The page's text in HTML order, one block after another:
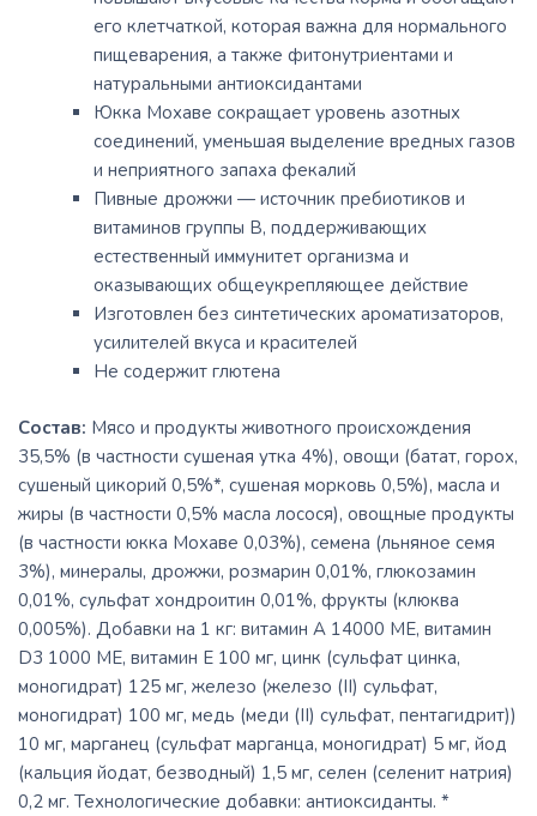
его клетчаткой, которая важна для нормального
пищеварения, а также фитонутриентами и
натуральными антиоксидантами
Юкка Мохаве сокращает уровень азотных
соединений, уменьшая выделение вредных газов
и неприятного запаха фекалий
Пивные дрожжи — источник пребиотиков и
витаминов группы B, поддерживающих
естественный иммунитет организма и
оказывающих общеукрепляющее действие
Изготовлен без синтетических ароматизаторов,
усилителей вкуса и красителей
Не содержит глютена
Состав: Мясо и продукты животного происхождения
35,5% (в частности сушеная утка 4%), овощи (батат, горох,
сушеный цикорий 0,5%*, сушеная морковь 0,5%), масла и
жиры (в частности 0,5% масла лосося), овощные продукты
(в частности юкка Мохаве 0,03%), семена (льняное семя
3%), минералы, дрожжи, розмарин 0,01%, глюкозамин
0,01%, сульфат хондроитин 0,01%, фрукты (клюква
0,005%). Добавки на 1 кг: витамин А 14000 МЕ, витамин
D3 1000 МЕ, витамин Е 100 мг, цинк (сульфат цинка,
моногидрат) 125 мг, железо (железо (II) сульфат,
моногидрат) 100 мг, медь (меди (II) сульфат, пентагидрит))
10 мг, марганец (сульфат марганца, моногидрат) 5 мг, йод
(кальция йодат, безводный) 1,5 мг, селен (селенит натрия)
0,2 мг. Технологические добавки: антиоксиданты. *